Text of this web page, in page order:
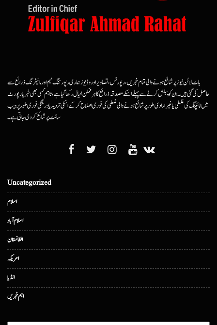
ہاٹ لائن نیوز پر شائع ہونے والی تمام خبریں، رپورٹس، تصاویر اور وڈیوز ہماری رپورٹنگ ٹیم اور مانیٹرنگ ذرائع سے
حاصل کی گئی ہیں۔ ان کو پبلش کرنے سے پہلے اسکے مصدقہ ذرائع کا ہرممکن خیال رکھا گیا ہے، تاہم کسی بھی خبر یا رپورٹ
میں ٹائپنگ کی غلطی یا غیرارادی طور پر شائع ہونے والی غلطی کی فوری اصلاح کرکے اسکی تردید یا درستگی فوری طور پر ویب
سائٹ پر شائع کردی جاتی ہے۔
Uncategorized
اسلام
اسلام آباد
افغانستان
امریکہ
انڈیا
اہم خبریں